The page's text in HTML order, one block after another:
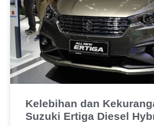
Kelebihan dan
Suzuki Ertiga Diesel